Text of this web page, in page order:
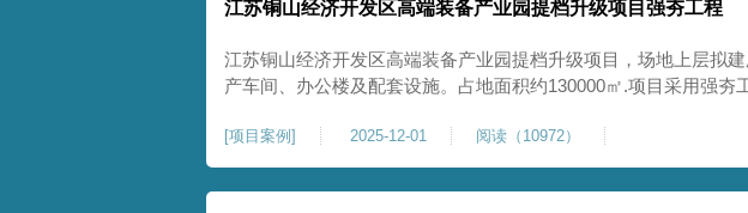
江苏铜山经济开发区高端装备产业园提档升级项目强夯工程
江苏铜山经济开发区高端装备产业园提档升级项目，场地上层拟
产车间、办公楼及配套设施。占地面积约130000㎡.项目采用强夯
压缩模量≥5MPa，工程实施后将有效提升场地整体承载力与均匀性
均匀沉降隐患，为园区高端装备产业项目
[项目案例 ] 2025-12-01 阅读（10972）